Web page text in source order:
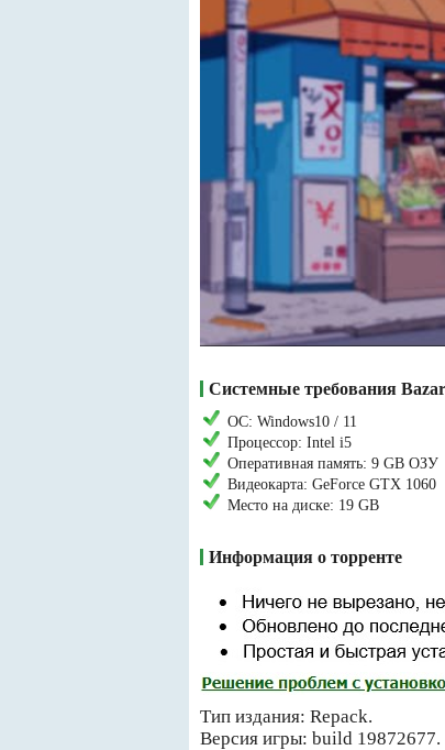
Системные требования
ОС: Windows10 / 11
Процессор: Intel i5
Оперативная память: 9 GB ОЗУ
Видеокарта: GeForce GTX 1060
Место на диске: 19 GB
Информация о торренте
Тип издания: Repack.
Версия игры: build 19872677.